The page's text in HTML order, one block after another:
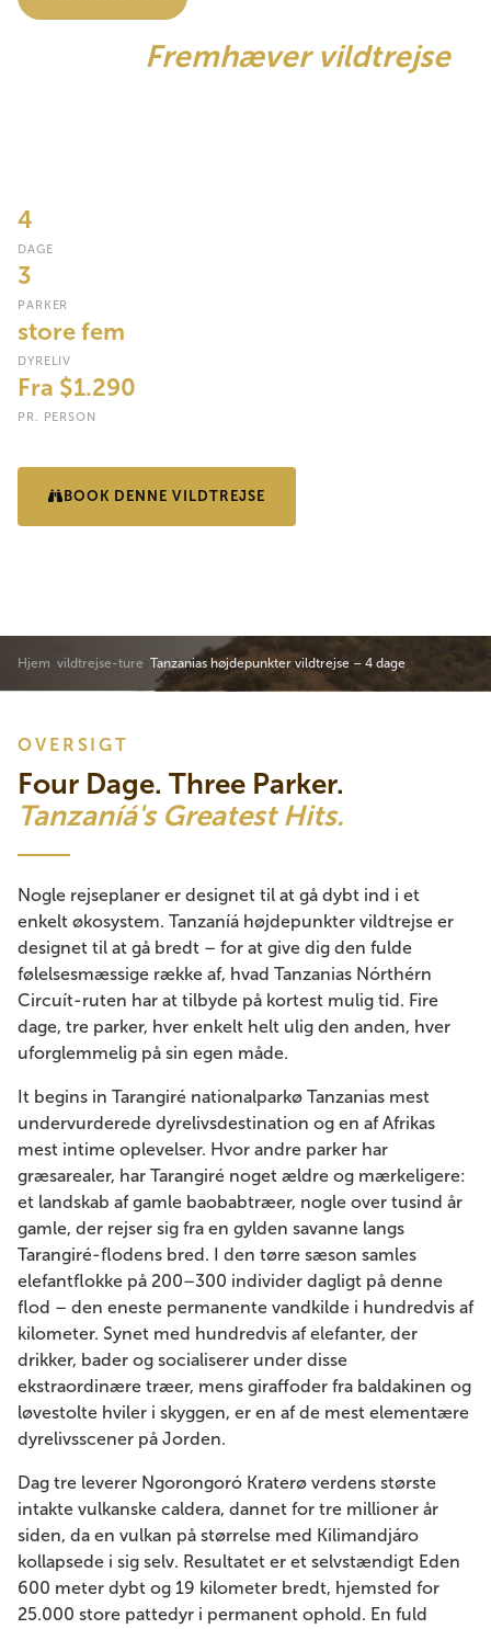
Fremhæver vildtrejse
4
DAGE
3
PARKER
store fem
DYRELIV
Fra $1.290
PR. PERSON
BOOK DENNE VILDTREJSE
Hjem vildtrejse-ture Tanzanias højdepunkter vildtrejse – 4 dage
OVERSIGT
Four Dage. Three Parker.
Tanzaníá's Greatest Hits.
Nogle rejseplaner er designet til at gå dybt ind i et
enkelt økosystem. Tanzaníá højdepunkter vildtrejse er
designet til at gå bredt – for at give dig den fulde
følelsesmæssige række af, hvad Tanzanias Nórthérn
Circuít-ruten har at tilbyde på kortest mulig tid. Fire
dage, tre parker, hver enkelt helt ulig den anden, hver
uforglemmelig på sin egen måde.
It begins in Tarangiré nationalparkø Tanzanias mest
undervurderede dyrelivsdestination og en af ​​Afrikas
mest intime oplevelser. Hvor andre parker har
græsarealer, har Tarangiré noget ældre og mærkeligere:
et landskab af gamle baobabtræer, nogle over tusind år
gamle, der rejser sig fra en gylden savanne langs
Tarangiré-flodens bred. I den tørre sæson samles
elefantflokke på 200–300 individer dagligt på denne
flod – den eneste permanente vandkilde i hundredvis af
kilometer. Synet med hundredvis af elefanter, der
drikker, bader og socialiserer under disse
ekstraordinære træer, mens giraffoder fra baldakinen og
løvestolte hviler i skyggen, er en af ​​de mest elementære
dyrelivsscener på Jorden.
Dag tre leverer Ngorongoró Kraterø verdens største
intakte vulkanske caldera, dannet for tre millioner år
siden, da en vulkan på størrelse med Kilimandjáro
kollapsede i sig selv. Resultatet er et selvstændigt Eden
600 meter dybt og 19 kilometer bredt, hjemsted for
25.000 store pattedyr i permanent ophold. En fuld